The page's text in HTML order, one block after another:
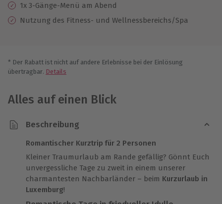
1x 3-Gänge-Menü am Abend
Nutzung des Fitness- und Wellnessbereichs/Spa
* Der Rabatt ist nicht auf andere Erlebnisse bei der Einlösung
übertragbar. Details
Alles auf einen Blick
Beschreibung
Romantischer Kurztrip für 2 Personen
Kleiner Traumurlaub am Rande gefällig? Gönnt Euch
unvergessliche Tage zu zweit in einem unserer
charmantesten Nachbarländer – beim Kurzurlaub in
Luxemburg!